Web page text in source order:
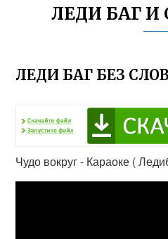
ЛЕДИ БАГ И
ЛЕДИ БАГ БЕЗ СЛОВ
Чудо вокруг - Караоке (